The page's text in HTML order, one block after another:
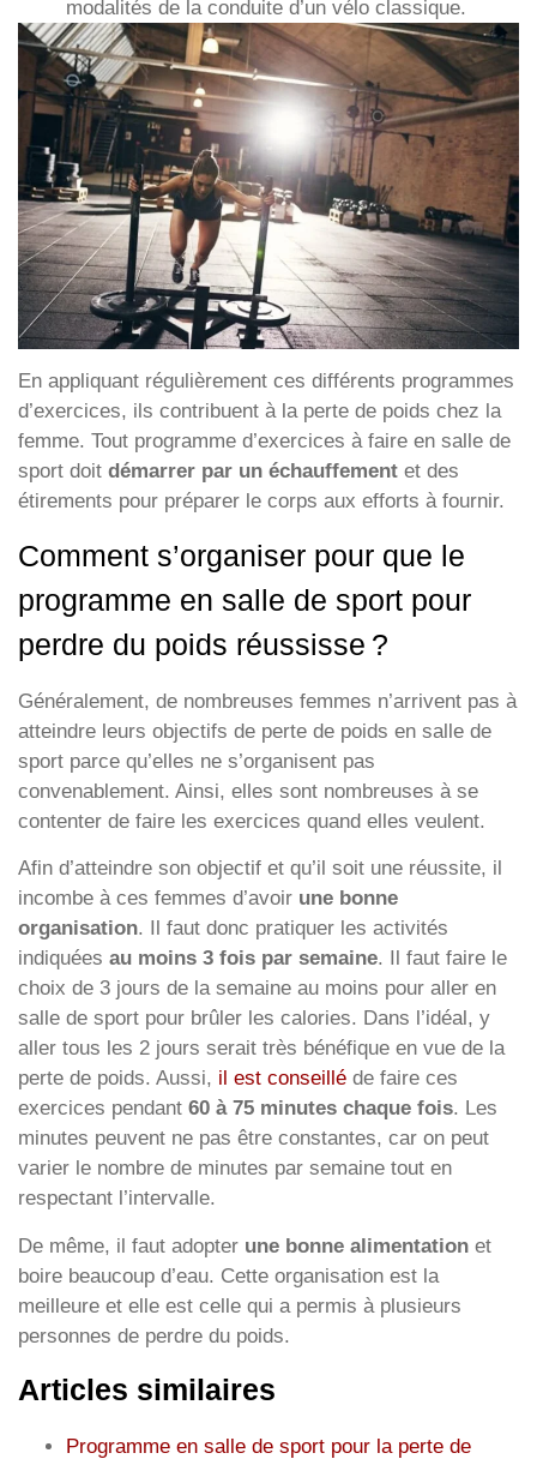
modalités de la conduite d’un vélo classique.
En appliquant régulièrement ces différents programmes
d’exercices, ils contribuent à la perte de poids chez la
femme. Tout programme d’exercices à faire en salle de
sport doit démarrer par un échauffement et des
étirements pour préparer le corps aux efforts à fournir.
Comment s’organiser pour que le
programme en salle de sport pour
perdre du poids réussisse ?
Généralement, de nombreuses femmes n’arrivent pas à
atteindre leurs objectifs de perte de poids en salle de
sport parce qu’elles ne s’organisent pas
convenablement. Ainsi, elles sont nombreuses à se
contenter de faire les exercices quand elles veulent.
Afin d’atteindre son objectif et qu’il soit une réussite, il
incombe à ces femmes d’avoir une bonne
organisation. Il faut donc pratiquer les activités
indiquées au moins 3 fois par semaine. Il faut faire le
choix de 3 jours de la semaine au moins pour aller en
salle de sport pour brûler les calories. Dans l’idéal, y
aller tous les 2 jours serait très bénéfique en vue de la
perte de poids. Aussi, il est conseillé de faire ces
exercices pendant 60 à 75 minutes chaque fois. Les
minutes peuvent ne pas être constantes, car on peut
varier le nombre de minutes par semaine tout en
respectant l’intervalle.
De même, il faut adopter une bonne alimentation et
boire beaucoup d’eau. Cette organisation est la
meilleure et elle est celle qui a permis à plusieurs
personnes de perdre du poids.
Articles similaires
Programme en salle de sport pour la perte de